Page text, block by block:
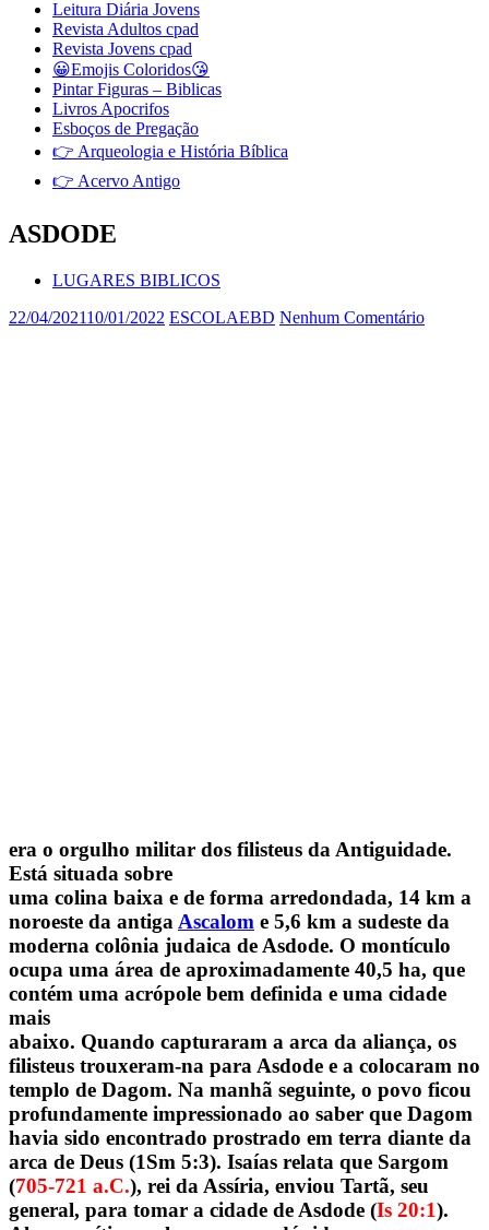
Leitura Diária Jovens
Revista Adultos cpad
Revista Jovens cpad
😀Emojis Coloridos😘
Pintar Figuras – Biblicas
Livros Apocrifos
Esboços de Pregação
👉 Arqueologia e História Bíblica
👉 Acervo Antigo
ASDODE
LUGARES BIBLICOS
22/04/202110/01/2022 ESCOLAEBD Nenhum Comentário
era o orgulho militar dos filisteus da Antiguidade.
Está situada sobre
uma colina baixa e de forma arredondada, 14 km a
noroeste da antiga Ascalom e 5,6 km a sudeste da
moderna colônia judaica de Asdode. O montículo
ocupa uma área de aproximadamente 40,5 ha, que
contém uma acrópole bem definida e uma cidade
mais
abaixo. Quando capturaram a arca da aliança, os
filisteus trouxeram-na para Asdode e a colocaram no
templo de Dagom. Na manhã seguinte, o povo ficou
profundamente impressionado ao saber que Dagom
havia sido encontrado prostrado em terra diante da
arca de Deus (1Sm 5:3). Isaías relata que Sargom
(705-721 a.C.), rei da Assíria, enviou Tartã, seu
general, para tomar a cidade de Asdode (Is 20:1).